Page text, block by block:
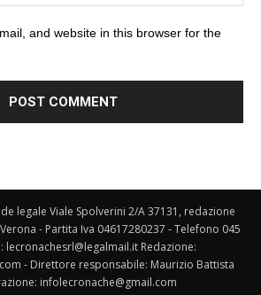
and website in this browser for the
legale Viale Spolverini 2/A 37131, redazione
- Partita Iva 04617280237 - Telefono 045
lecronachesrl@legalmail.it Redazione:
- Direttore responsabile: Maurizio Battista
infolecronache@gmail.com